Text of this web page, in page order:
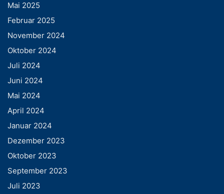
Mai 2025
Februar 2025
November 2024
Oktober 2024
Juli 2024
Juni 2024
Mai 2024
April 2024
Januar 2024
Dezember 2023
Oktober 2023
September 2023
Juli 2023